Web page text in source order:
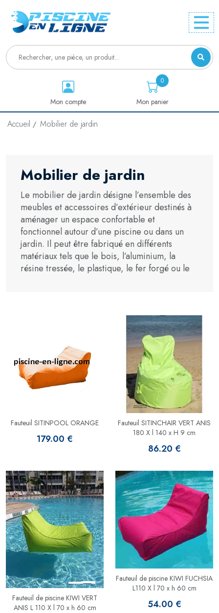
Mon compte Mon panier
0
Accueil Mobilier de jardin
Mobilier de jardin
Le mobilier de jardin désigne l’ensemble des
meubles et accessoires d’extérieur destinés à
aménager un espace confortable et
fonctionnel autour d’une piscine ou dans un
jardin. Il peut être fabriqué en différents
matériaux tels que le bois, l’aluminium, la
résine tressée, le plastique, le fer forgé ou le
Fauteuil SITINPOOL ORANGE
179.00 €
Fauteuil SITINCHAIR VERT ANIS
180 X l 140 x H 9 cm
86.20 €
Fauteuil de piscine KIWI VERT
ANIS L 110 X l 70 x h 60 cm
Fauteuil de piscine KIWI FUCHSIA
L110 X l 70 x h 60 cm
54.00 €